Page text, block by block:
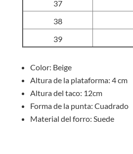
37
38
39
Color: Beige
Altura de la plataforma: 4 cm
Altura del taco: 12cm
Forma de la punta: Cuadrado
Material del forro: Suede